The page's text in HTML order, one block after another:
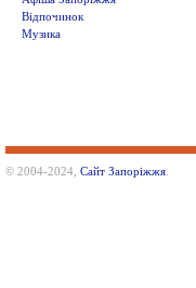
Відпочинок
Музика
© 2004-2024, Сайт Запоріжжя